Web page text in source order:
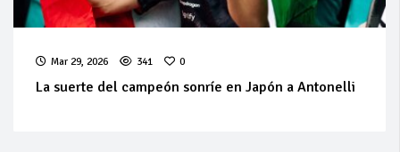
Mar 29, 2026 341 0
La suerte del campeón sonríe en Japón a Antonelli